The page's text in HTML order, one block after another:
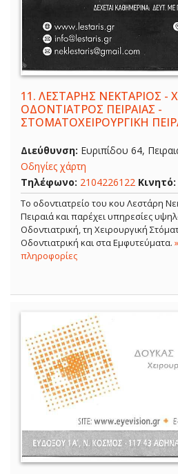
11. ΛΕΣΤΑΡΗΣ ΝΕΚΤΑΡΙΟΣ -
ΟΔΟΝΤΙΑΤΡΟΣ ΠΕΙΡΑΙΑΣ -
ΣΤΟΜΑΤΟΧΕΙΡΟΥΡΓΙΚΗ
Διεύθυνση: Ευριπίδου 64,
Οδηγίες χάρτη
Τηλέφωνο: 2104226122 Κινητό:
Το οδοντιατρείο του κου Λεστάρη
Πειραιά και παρέχει υπηρεσίες
Οδοντιατρική, τη Χειρουργική
Οδοντιατρική και στα Εμφυτεύματα.
πληροφορίες